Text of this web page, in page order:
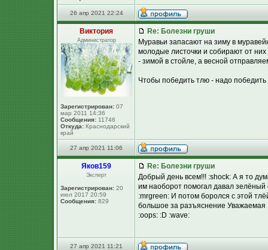
26 апр 2021 22:24
Виктория
Администратор
Зарегистрирован: 07
мар 2011 14:36
Сообщения: 11746
Откуда: Краснодарский
край
Re: Болезни груши
Муравьи запасают на зиму в
молодые листочки и собирают от
- зимой в стойле, а весной
Чтобы победить тлю - надо победить
27 апр 2021 11:06
Яков159
Эксперт
Зарегистрирован: 20
июл 2017 20:59
Сообщения: 829
Re: Болезни груши
Добрый день всем!!! :shock: А я то
им наоборот помогал давал
:mrgreen: И потом боролся с этой
большое за разъяснение Уважаемая
:oops: :D :wave:
27 апр 2021 11:21